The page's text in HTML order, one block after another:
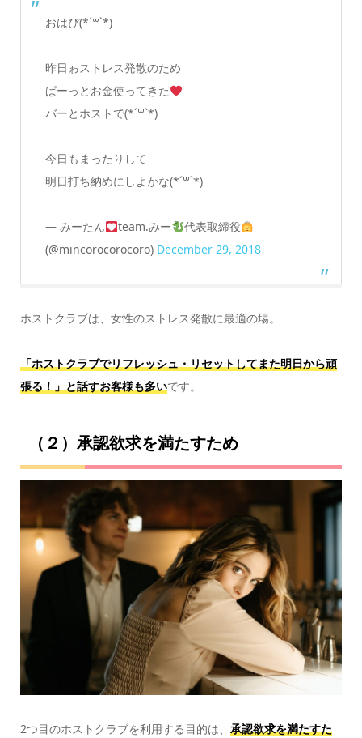
おはぴ(*´꒳`*)
昨日ゎストレス発散のため
ぱーっとお金使ってきた
バーとホストで(*´꒳`*)
今日もまったりして
明日打ち納めにしよかな(*´꒳`*)
— みーたん team.みー
代表取締役
(@mincorocorocoro) December 29, 2018
ホストクラブは、女性のストレス発散に最適の場。
「ホストクラブでリフレッシュ・リセットしてまた明日から頑
張る！」と話すお客様も多いです。
（２）承認欲求を満たすため
2つ目のホストクラブを利用する目的は、 承認欲求を満たすた